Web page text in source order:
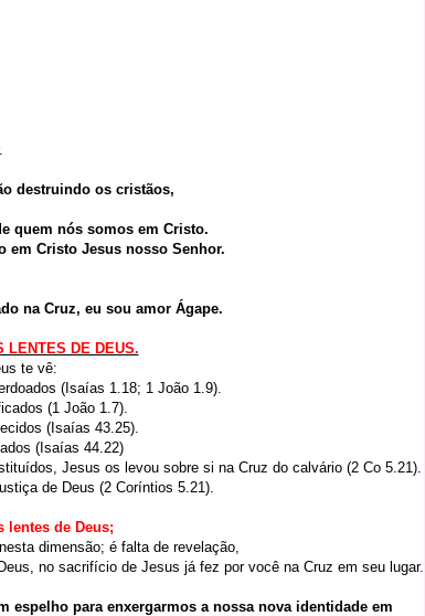
destruindo os cristãos,
quem nós somos em Cristo.
em Cristo Jesus nosso Senhor.
na Cruz, eu sou amor Ágape.
LENTES DE DEUS.
te vê:
(Isaías 1.18; 1 João 1.9).
(1 João 1.7).
(Isaías 43.25).
(Isaías 44.22)
Jesus os levou sobre si na Cruz do calvário (2 Co 5.21).
de Deus (2 Coríntios 5.21).
lentes de Deus;
dimensão; é falta de revelação,
no sacrifício de Jesus já fez por você na Cruz em seu lugar.
espelho para enxergarmos a nossa nova identidade em